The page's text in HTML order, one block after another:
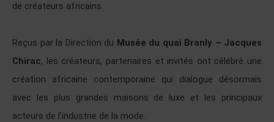
de créateurs africains.
Reçus par la Direction du Musée du quai Branly – Jacques
Chirac, les créateurs, partenaires et invités ont célébré une
création africaine contemporaine qui dialogue désormais
avec les plus grandes maisons de luxe et les principaux
acteurs de l’industrie de la mode.